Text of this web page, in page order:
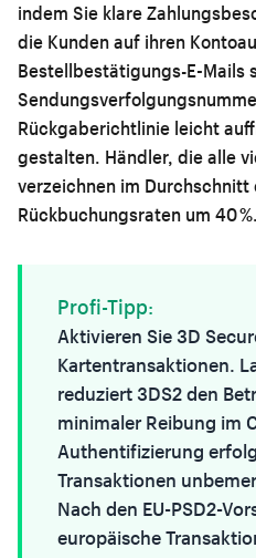
indem Sie klare
die Kunden auf ihren
Bestellbestätigungs-E-Mails
Rückgaberichtlinie leicht
gestalten. Händler, die alle
verzeichnen im Durchschnitt
Rückbuchungsraten um 40 %.
Profi-Tipp:
Aktivieren Sie 3D
Kartentransaktionen.
reduziert 3DS2 den
minimaler Reibung im
Authentifizierung
Transaktionen
Nach den EU-PSD2-
europäische